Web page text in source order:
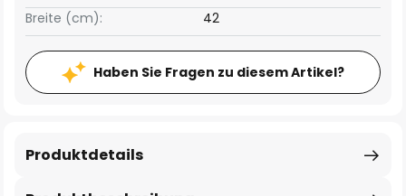
Breite (cm): 42
Haben Sie Fragen zu diesem Artikel?
Produktdetails